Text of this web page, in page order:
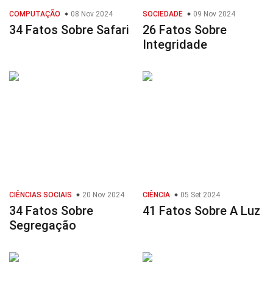
COMPUTAÇÃO 08 Nov 2024
34 Fatos Sobre Safari
SOCIEDADE 09 Nov 2024
26 Fatos Sobre
Integridade
CIÊNCIAS SOCIAIS 20 Nov 2024
34 Fatos Sobre
Segregação
CIÊNCIA 05 Set 2024
41 Fatos Sobre A Luz